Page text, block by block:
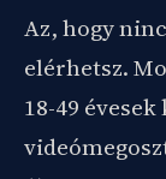
Az, hogy
elérhetsz.
18-49